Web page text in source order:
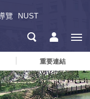
覽 NUST
重要連結